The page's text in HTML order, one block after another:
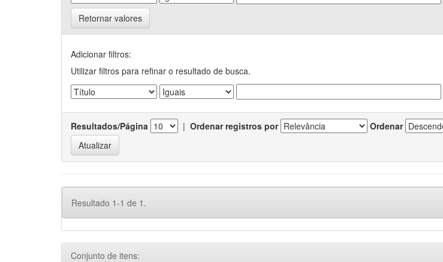
Retornar valores
Adicionar filtros:
Utilizar filtros para refinar o resultado de busca.
Resultados/Página | Ordenar registros por Ordenar
Resultado 1-1 de 1.
Conjunto de itens: